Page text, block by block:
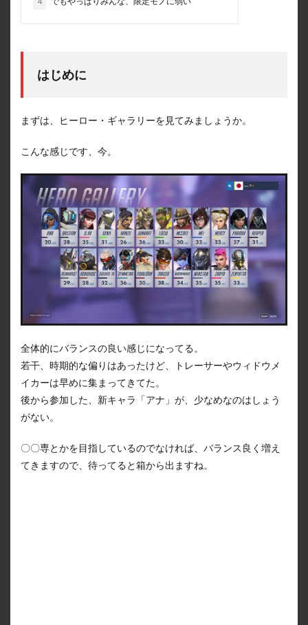
はじめに
まずは、ヒーロー・ギャラリーを見てみましょうか。
こんな感じです、今。
全体的にバランスの良い感じになってる。
若干、時期的な偏りはあったけど、トレーサーやウィドウメ
イカーは早めに集まってきてた。
後から参加した、新キャラ「アナ」が、少なめなのはしょう
がない。
〇〇専とかを目指しているのでなければ、バランス良く増え
てきますので、待ってると箱から出ますね。